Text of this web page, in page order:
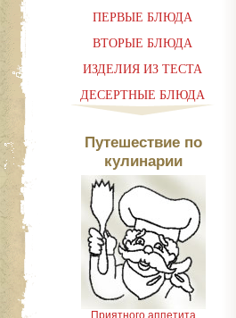
ПЕРВЫЕ БЛЮДА
ВТОРЫЕ БЛЮДА
ИЗДЕЛИЯ ИЗ ТЕСТА
ДЕСЕРТНЫЕ БЛЮДА
Путешествие по
кулинарии